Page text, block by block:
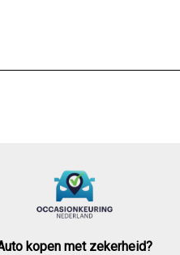
kopen met zekerheid?